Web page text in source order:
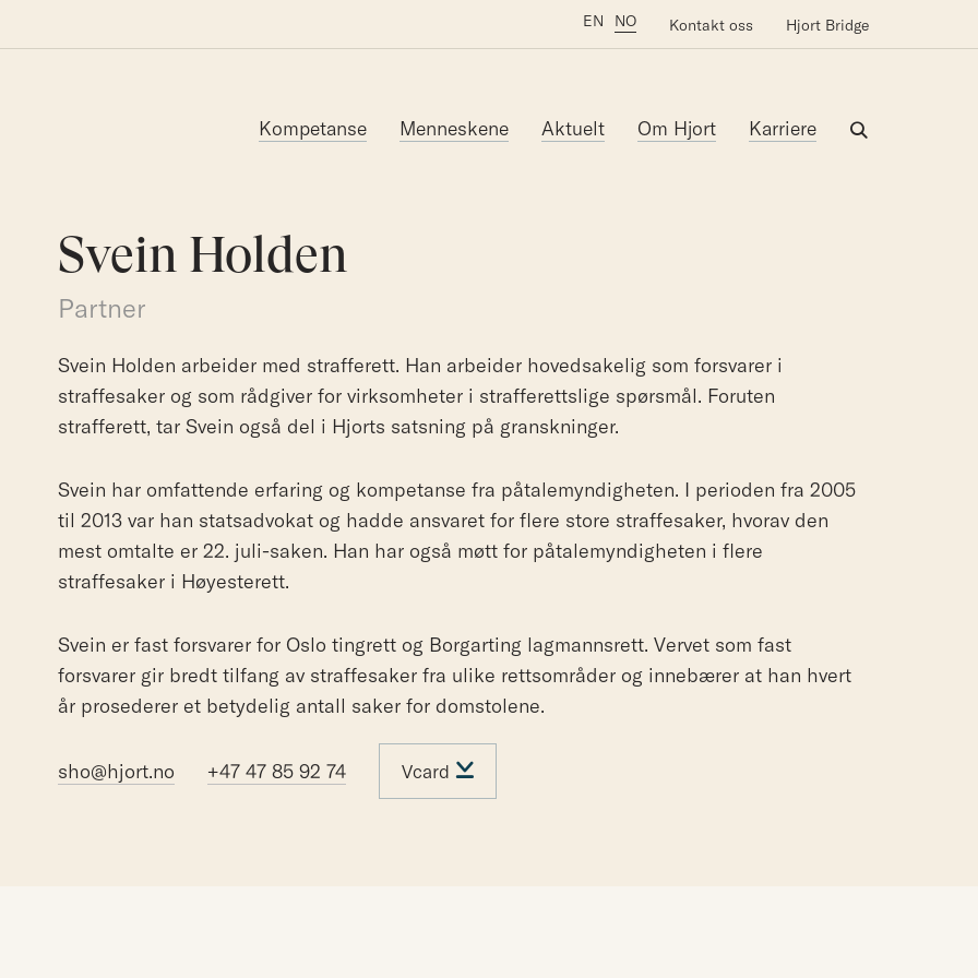
EN NO Kontakt oss Hjort Bridge
Kompetanse Menneskene Aktuelt Om Hjort Karriere
Svein Holden
Partner
Svein Holden arbeider med strafferett. Han arbeider hovedsakelig som forsvarer i
straffesaker og som rådgiver for virksomheter i strafferettslige spørsmål. Foruten
strafferett, tar Svein også del i Hjorts satsning på granskninger.
Svein har omfattende erfaring og kompetanse fra påtalemyndigheten. I perioden fra 2005
til 2013 var han statsadvokat og hadde ansvaret for flere store straffesaker, hvorav den
mest omtalte er 22. juli-saken. Han har også møtt for påtalemyndigheten i flere
straffesaker i Høyesterett.
Svein er fast forsvarer for Oslo tingrett og Borgarting lagmannsrett. Vervet som fast
forsvarer gir bredt tilfang av straffesaker fra ulike rettsområder og innebærer at han hvert
år prosederer et betydelig antall saker for domstolene.
sho@hjort.no +47 47 85 92 74 Vcard